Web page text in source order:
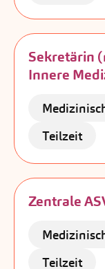
Sekretärin
Innere
Teilzeit
Zentrale
Teilzeit